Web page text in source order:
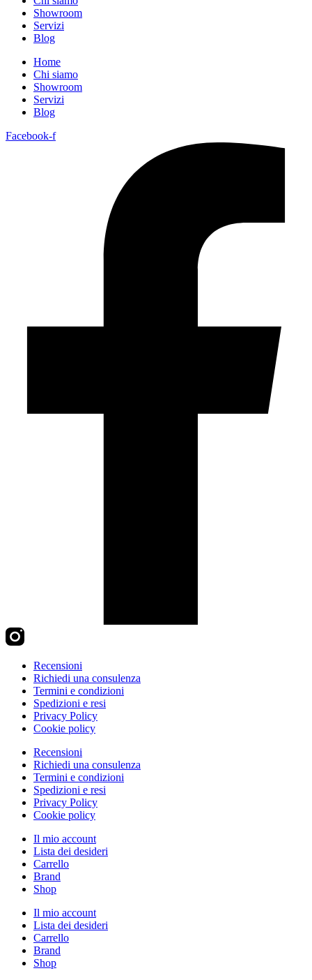
Showroom
Servizi
Blog
Home
Chi siamo
Showroom
Servizi
Blog
Facebook-f
Recensioni
Richiedi una consulenza
Termini e condizioni
Spedizioni e resi
Privacy Policy
Cookie policy
Recensioni
Richiedi una consulenza
Termini e condizioni
Spedizioni e resi
Privacy Policy
Cookie policy
Il mio account
Lista dei desideri
Carrello
Brand
Shop
Il mio account
Lista dei desideri
Carrello
Brand
Shop